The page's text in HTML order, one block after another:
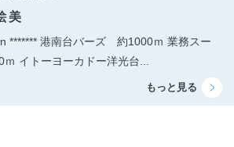
美
******* 港南台バーズ 約1000ｍ 業務スー
イトーヨーカドー洋光台...